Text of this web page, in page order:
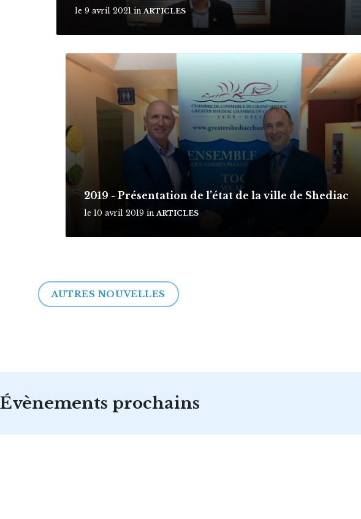
le 9 avril 2021 in ARTICLES
2019 - Présentation de l’état de la ville de Shediac
le 10 avril 2019 in ARTICLES
M
AUTRES NOUVELLES
Évènements prochains